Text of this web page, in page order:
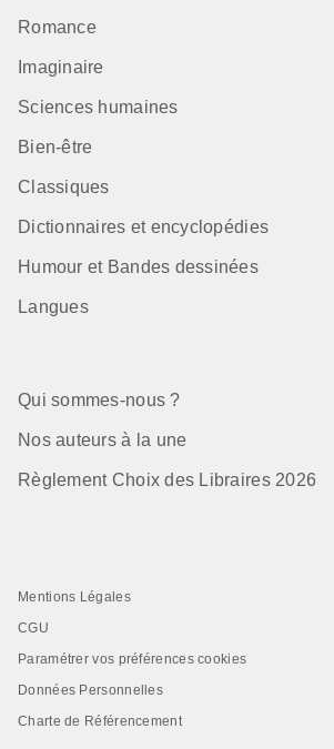
Romance
Imaginaire
Sciences humaines
Bien-être
Classiques
Dictionnaires et encyclopédies
Humour et Bandes dessinées
Langues
Qui sommes-nous ?
Nos auteurs à la une
Règlement Choix des Libraires 2026
Mentions Légales
CGU
Paramétrer vos préférences cookies
Données Personnelles
Charte de Référencement